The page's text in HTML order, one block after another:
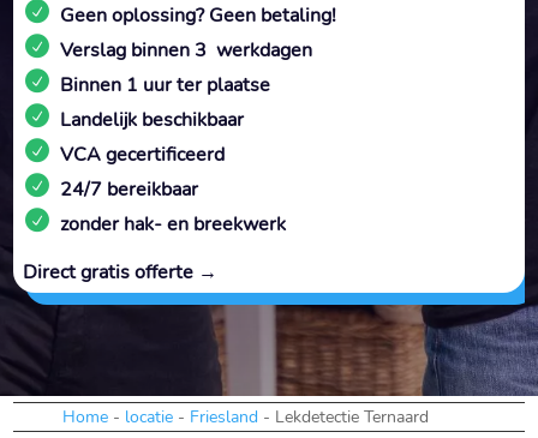
Geen oplossing? Geen betaling!
Verslag binnen 3 werkdagen
Binnen 1 uur ter plaatse
Landelijk beschikbaar
VCA gecertificeerd
24/7 bereikbaar
zonder hak- en breekwerk
Direct gratis offerte →
Home- locatie- Friesland - Lekdetectie Ternaard